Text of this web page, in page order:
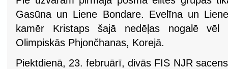
Gasūna un Liene Bondare. Evelīna un
kamēr Kristaps šajā nedēļas nogalē vēl
Olimpiskās Phjončhanas, Korejā.
Piektdienā, 23. februārī, divās FIS NJR